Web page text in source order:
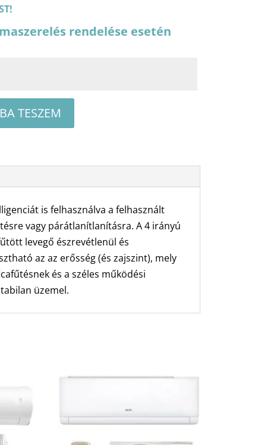
rendelése esetén
TESZEM
is felhasználva a felhasznált
vagy párátlanítlanításra. A 4 irányú
levegő észrevétlenül és
az az erősség (és zajszint), mely
és a széles működési
üzemel.